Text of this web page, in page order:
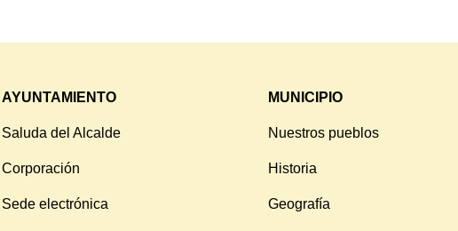
AYUNTAMIENTO
Saluda del Alcalde
Corporación
Sede electrónica
MUNICIPIO
Nuestros pueblos
Historia
Geografía